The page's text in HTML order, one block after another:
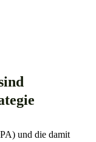
und die damit